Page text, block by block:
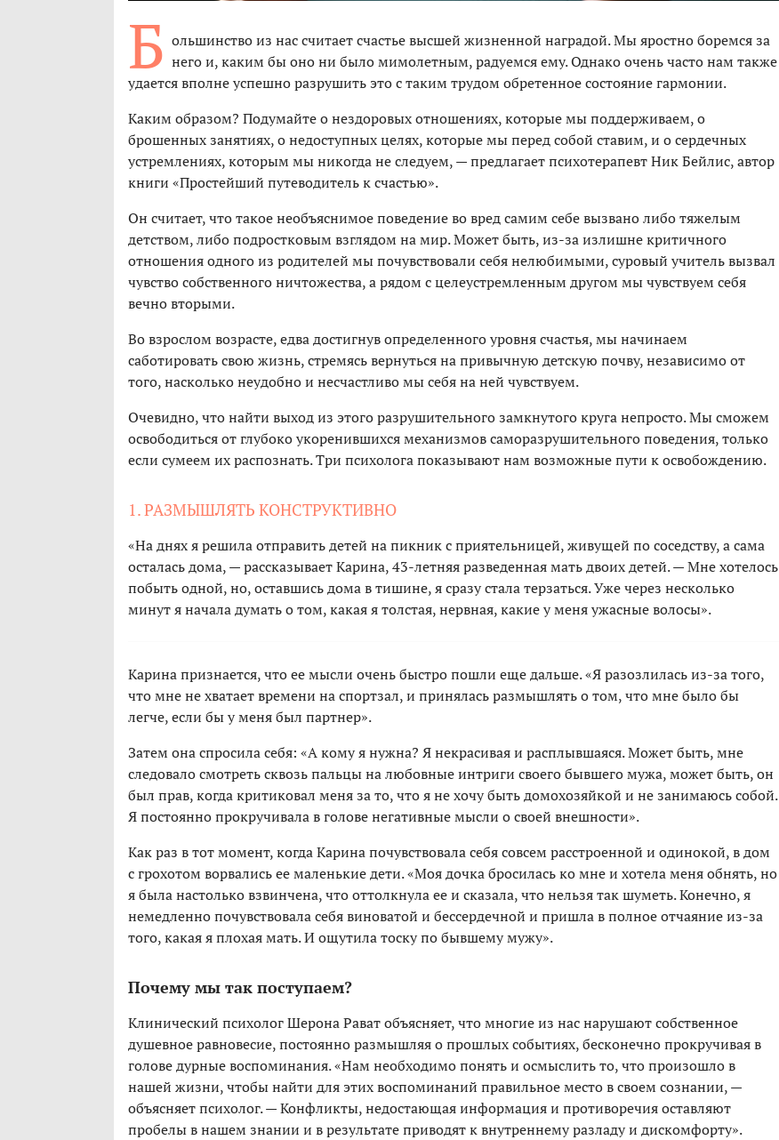
Б ольшинство из нас считает счастье высшей жизненной наградой. Мы яростно боремся за
него и, каким бы оно ни было мимолетным, радуемся ему. Однако очень часто нам также
удается вполне успешно разрушить это с таким трудом обретенное состояние гармонии.
Каким образом? Подумайте о нездоровых отношениях, которые мы поддерживаем, о
брошенных занятиях, о недоступных целях, которые мы перед собой ставим, и о сердечных
устремлениях, которым мы никогда не следуем, — предлагает психотерапевт Ник Бейлис, автор
книги «Простейший путеводитель к счастью».
Он считает, что такое необъяснимое поведение во вред самим себе вызвано либо тяжелым
детством, либо подростковым взглядом на мир. Может быть, из-за излишне критичного
отношения одного из родителей мы почувствовали себя нелюбимыми, суровый учитель вызвал
чувство собственного ничтожества, а рядом с целеустремленным другом мы чувствуем себя
вечно вторыми.
Во взрослом возрасте, едва достигнув определенного уровня счастья, мы начинаем
саботировать свою жизнь, стремясь вернуться на привычную детскую почву, независимо от
того, насколько неудобно и несчастливо мы себя на ней чувствуем.
Очевидно, что найти выход из этого разрушительного замкнутого круга непросто. Мы сможем
освободиться от глубоко укоренившихся механизмов саморазрушительного поведения, только
если сумеем их распознать. Три психолога показывают нам возможные пути к освобождению.
1. РАЗМЫШЛЯТЬ КОНСТРУКТИВНО
«На днях я решила отправить детей на пикник с приятельницей, живущей по соседству, а сама
осталась дома, — рассказывает Карина, 43-летняя разведенная мать двоих детей. — Мне хотелось
побыть одной, но, оставшись дома в тишине, я сразу стала терзаться. Уже через несколько
минут я начала думать о том, какая я толстая, нервная, какие у меня ужасные волосы».
Карина признается, что ее мысли очень быстро пошли еще дальше. «Я разозлилась из-за того,
что мне не хватает времени на спортзал, и принялась размышлять о том, что мне было бы
легче, если бы у меня был партнер».
Затем она спросила себя: «А кому я нужна? Я некрасивая и расплывшаяся. Может быть, мне
следовало смотреть сквозь пальцы на любовные интриги своего бывшего мужа, может быть, он
был прав, когда критиковал меня за то, что я не хочу быть домохозяйкой и не занимаюсь собой.
Я постоянно прокручивала в голове негативные мысли о своей внешности».
Как раз в тот момент, когда Карина почувствовала себя совсем расстроенной и одинокой, в дом
с грохотом ворвались ее маленькие дети. «Моя дочка бросилась ко мне и хотела меня обнять, но
я была настолько взвинчена, что оттолкнула ее и сказала, что нельзя так шуметь. Конечно, я
немедленно почувствовала себя виноватой и бессердечной и пришла в полное отчаяние из-за
того, какая я плохая мать. И ощутила тоску по бывшему мужу».
Почему мы так поступаем?
Клинический психолог Шерона Рават объясняет, что многие из нас нарушают собственное
душевное равновесие, постоянно размышляя о прошлых событиях, бесконечно прокручивая в
голове дурные воспоминания. «Нам необходимо понять и осмыслить то, что произошло в
нашей жизни, чтобы найти для этих воспоминаний правильное место в своем сознании, —
объясняет психолог. — Конфликты, недостающая информация и противоречия оставляют
пробелы в нашем знании и в результате приводят к внутреннему разладу и дискомфорту».